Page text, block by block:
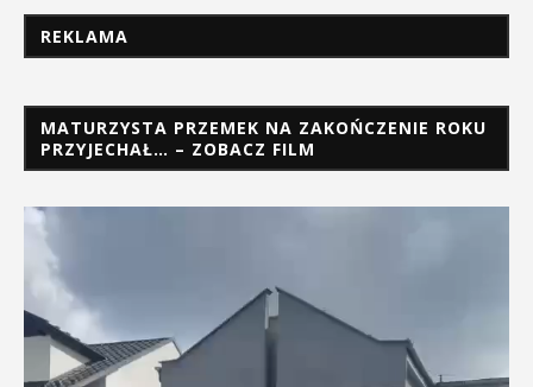
REKLAMA
MATURZYSTA PRZEMEK NA ZAKOŃCZENIE ROKU
PRZYJECHAŁ… – ZOBACZ FILM
Odtwarzacz